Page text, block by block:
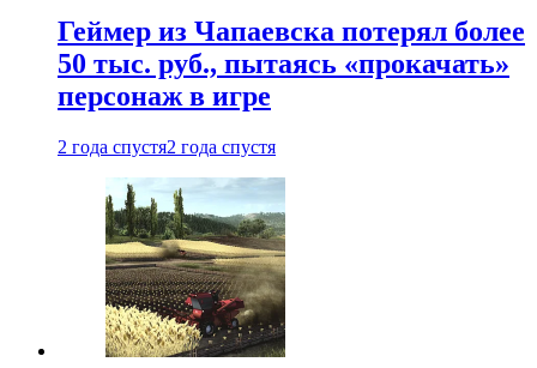
Геймер из Чапаевска потерял более
50 тыс. руб., пытаясь «прокачать»
персонаж в игре
2 года спустя2 года спустя